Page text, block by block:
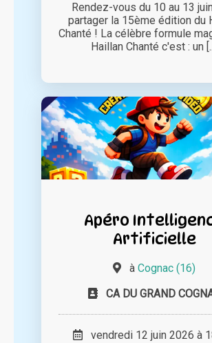
Rendez-vous du 10 au 13
partager la 15ème édition du
Chanté ! La célèbre formule
Haillan Chanté c'est : un
Apéro
Artificielle
à Cognac (16)
CA DU GRAND
vendredi 12 juin 2026 à